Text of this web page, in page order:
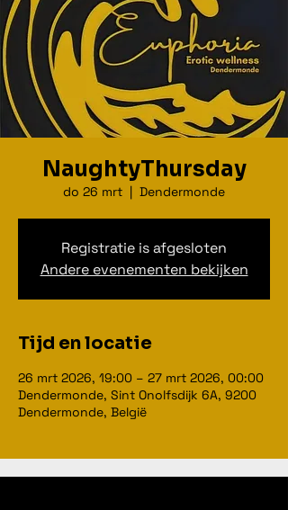
NaughtyThursday
do 26 mrt
  |
Dendermonde
Registratie is afgesloten
Andere evenementen bekijken
Tijd en locatie
26 mrt 2026, 19:00 – 27 mrt 2026, 00:00
Dendermonde, Sint Onolfsdijk 6A, 9200
Dendermonde, België